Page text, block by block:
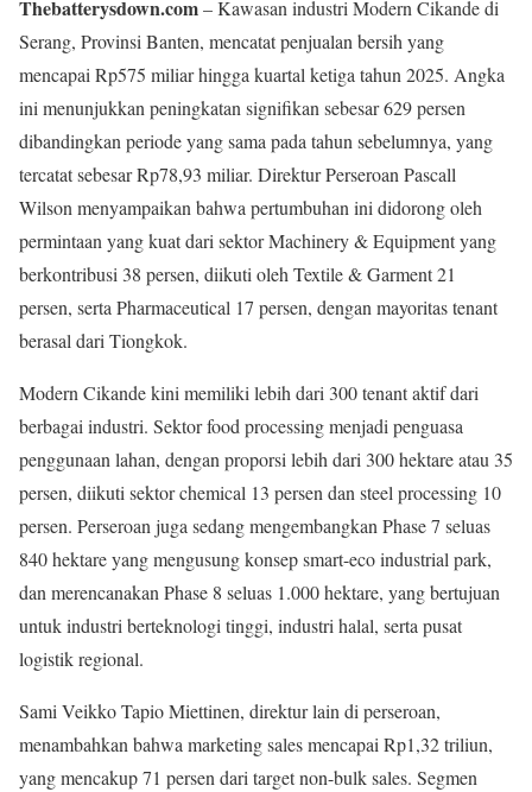
Thebatterysdown.com– Kawasan industri Modern Cikande di
Serang, Provinsi Banten, mencatat penjualan bersih yang
mencapai Rp575 miliar hingga kuartal ketiga tahun 2025. Angka
ini menunjukkan peningkatan signifikan sebesar 629 persen
dibandingkan periode yang sama pada tahun sebelumnya, yang
tercatat sebesar Rp78,93 miliar. Direktur Perseroan Pascall
Wilson menyampaikan bahwa pertumbuhan ini didorong oleh
permintaan yang kuat dari sektor Machinery & Equipment yang
berkontribusi 38 persen, diikuti oleh Textile & Garment 21
persen, serta Pharmaceutical 17 persen, dengan mayoritas tenant
berasal dari Tiongkok.
Modern Cikande kini memiliki lebih dari 300 tenant aktif dari
berbagai industri. Sektor food processing menjadi penguasa
penggunaan lahan, dengan proporsi lebih dari 300 hektare atau 35
persen, diikuti sektor chemical 13 persen dan steel processing 10
persen. Perseroan juga sedang mengembangkan Phase 7 seluas
840 hektare yang mengusung konsep smart-eco industrial park,
dan merencanakan Phase 8 seluas 1.000 hektare, yang bertujuan
untuk industri berteknologi tinggi, industri halal, serta pusat
logistik regional.
Sami Veikko Tapio Miettinen, direktur lain di perseroan,
menambahkan bahwa marketing sales mencapai Rp1,32 triliun,
yang mencakup 71 persen dari target non-bulk sales. Segmen